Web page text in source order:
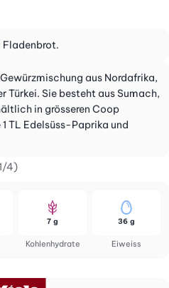
Fladenbrot.
aus Nordafrika,
Türkei. Sie besteht aus Sumach,
in grösseren Coop
TL Edelsüss-Paprika und
4)
Kohlenhydrate
7 g
Eiweiss
36 g